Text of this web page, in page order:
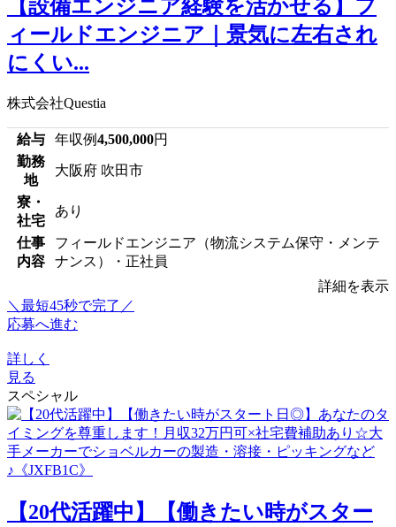
【設備エンジニア経験を活かせる】フ
ィールドエンジニア｜景気に左右され
にくい...
株式会社Questia
給与 年収例4,500,000円
勤務
地
大阪府 吹田市
寮・
社宅
あり
仕事
内容
フィールドエンジニア（物流システム保守・メンテ
ナンス）・正社員
詳細を表示
＼最短45秒で完了／
応募へ進む
詳しく
見る
スペシャル
【20代活躍中】【働きたい時がスター